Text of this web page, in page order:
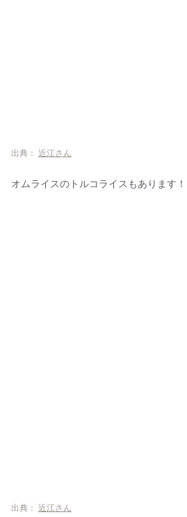
出典： 近江さん
オムライスのトルコライスもあります！
出典： 近江さん